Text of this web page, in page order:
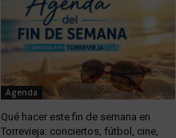
Agenda
Qué hacer este fin de semana en
Torrevieja: conciertos, fútbol, cine,